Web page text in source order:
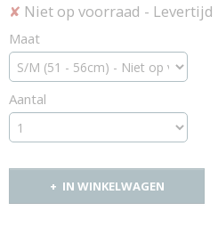
✘ Niet op voorraad - Levertijd
Maat
Aantal
IN WINKELWAGEN